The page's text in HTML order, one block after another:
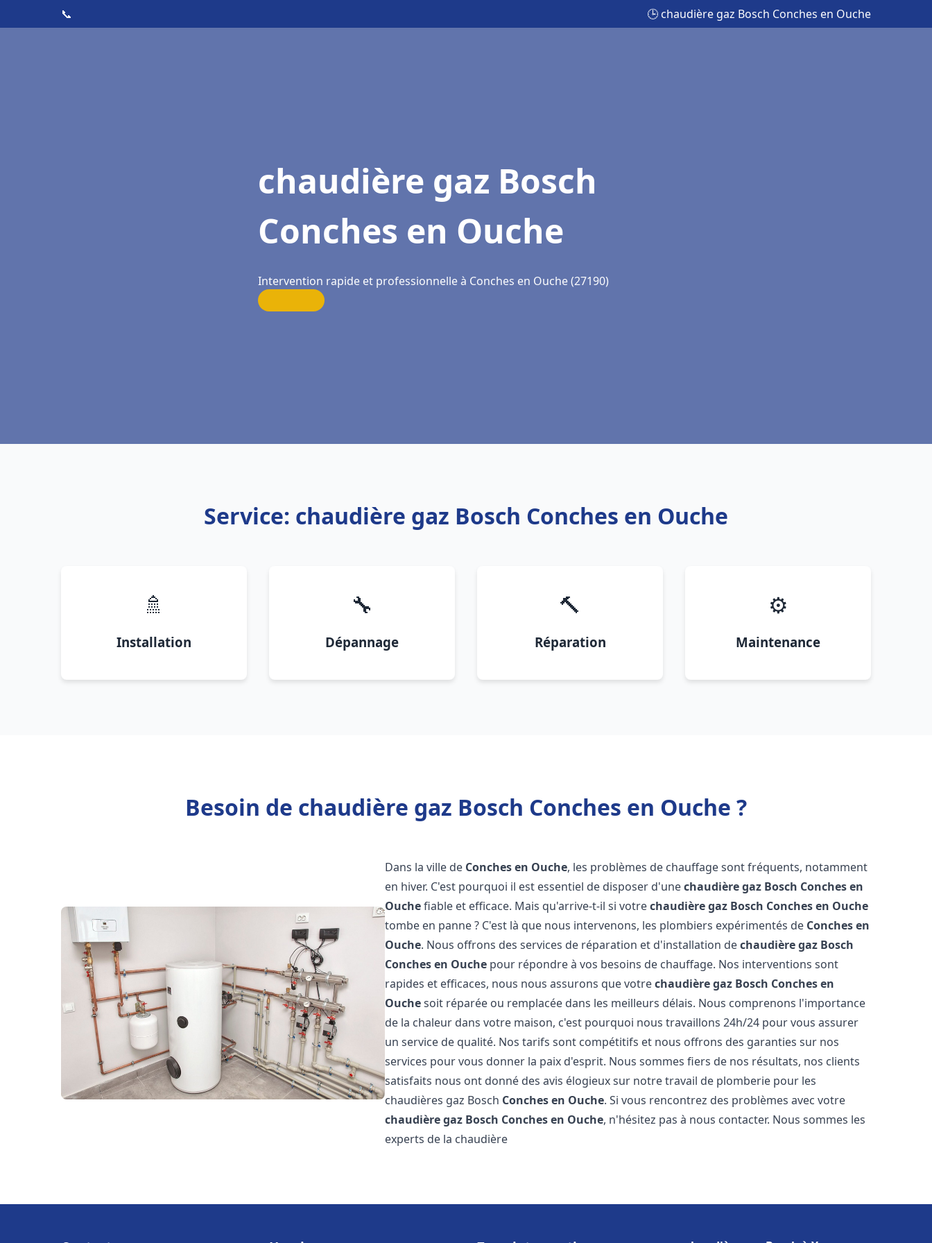
📞 🕒 chaudière gaz Bosch Conches en Ouche
chaudière gaz Bosch
Conches en Ouche
Intervention rapide et professionnelle à Conches en Ouche (27190)
Service: chaudière gaz Bosch Conches en Ouche
🚿
Installation
🔧
Dépannage
🔨
Réparation
⚙️
Maintenance
Besoin de chaudière gaz Bosch Conches en Ouche ?
Dans la ville de Conches en Ouche, les problèmes de chauffage sont fréquents, notamment
en hiver. C'est pourquoi il est essentiel de disposer d'unechaudière gaz Bosch Conches en
Ouchefiable et efficace. Mais qu'arrive-t-il si votrechaudière gaz Bosch Conches en Ouche
tombe en panne ? C'est là que nous intervenons, les plombiers expérimentés de Conches en
Ouche. Nous offrons des services de réparation et d'installation dechaudière gaz Bosch
Conches en Ouche pour répondre à vos besoins de chauffage. Nos interventions sont
rapides et efficaces, nous nous assurons que votrechaudière gaz Bosch Conches en
Ouchesoit réparée ou remplacée dans les meilleurs délais. Nous comprenons l'importance
de la chaleur dans votre maison, c'est pourquoi nous travaillons 24h/24 pour vous assurer
un service de qualité. Nos tarifs sont compétitifs et nous offrons des garanties sur nos
services pour vous donner la paix d'esprit. Nous sommes fiers de nos résultats, nos clients
satisfaits nous ont donné des avis élogieux sur notre travail de plomberie pour les
chaudières gaz Bosch Conches en Ouche. Si vous rencontrez des problèmes avec votre
chaudière gaz Bosch Conches en Ouche, n'hésitez pas à nous contacter. Nous sommes les
experts de la chaudière